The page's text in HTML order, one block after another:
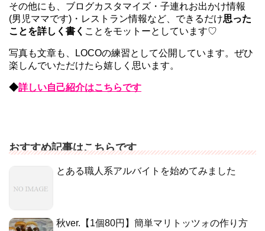
その他にも、ブログカスタマイズ・子連れお出かけ情報
(男児ママです)・レストラン情報など、できるだけ思った
ことを詳しく書く ことをモットーとしています♡
写真も文章も、LOCOの練習として公開しています。ぜひ
楽しんでいただけたら嬉しく思います。
◆詳しい自己紹介はこちらです
おすすめ記事はこちらです
とある職人系アルバイトを始めてみました
秋ver.【1個80円】簡単マリトッツォの作り方